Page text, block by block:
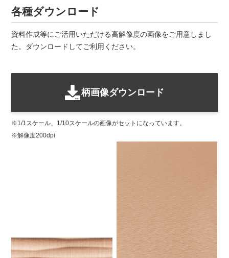
各種ダウンロード
資料作成等にご活用いただける高解像度の画像をご用意しまし
た。ダウンロードしてご利用ください。
柄画像ダウンロード
1/1スケール、1/10スケールの画像がセットになっています。
解像度200dpi